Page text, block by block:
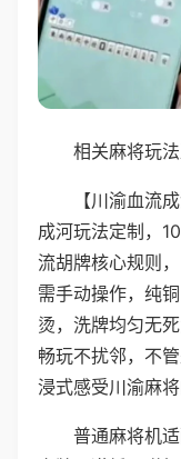
相关麻将玩
【川渝血流
成河玩法定制，
流胡牌核心规则
需手动操作，纯
烫，洗牌均匀无
畅玩不扰邻，不
浸式感受川渝麻
普通麻将机